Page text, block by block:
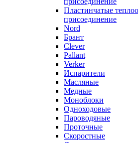
Пластинчатые
присоединение
Nord
Брант
Clever
Pallant
Verker
Испарители
Масляные
Медные
Моноблоки
Одноходовые
Пароводяные
Проточные
Скоростные